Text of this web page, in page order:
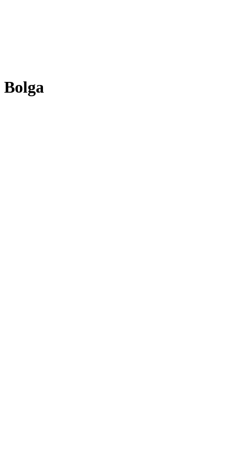
Bolga